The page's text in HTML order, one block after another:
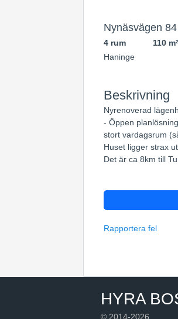
Nynäsvägen 84
4 rum 110 m2
Haninge
Beskrivning
Nyrenoverad
- Öppen
stort vardagsrum
Huset ligger strax
Det är ca 8km till
Rapportera fel
HYRA
© 2014-2026